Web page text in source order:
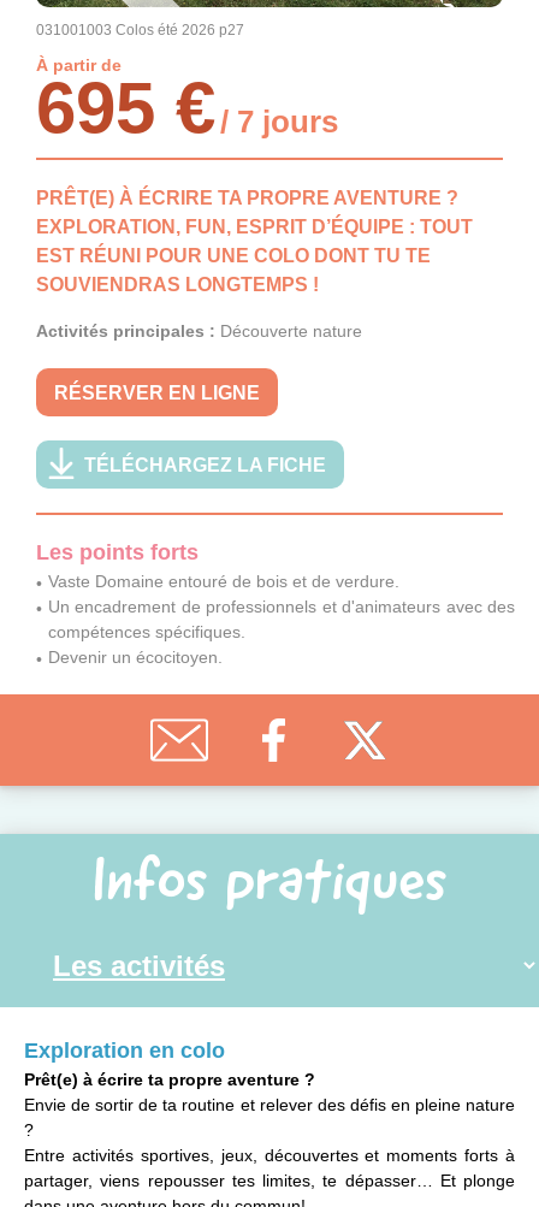
031001003 Colos été 2026 p27
À partir de
695 €/ 7 jours
PRÊT(E) À ÉCRIRE TA PROPRE AVENTURE ?
EXPLORATION, FUN, ESPRIT D’ÉQUIPE : TOUT
EST RÉUNI POUR UNE COLO DONT TU TE
SOUVIENDRAS LONGTEMPS !
Activités principales : Découverte nature
RÉSERVER EN LIGNE
TÉLÉCHARGEZ LA FICHE
Les points forts
Vaste Domaine entouré de bois et de verdure.
Un encadrement de professionnels et d'animateurs avec des
compétences spécifiques.
Devenir un écocitoyen.
Infos pratiques
Exploration en colo
Prêt(e) à écrire ta propre aventure ?
Envie de sortir de ta routine et relever des défis en pleine nature
?
Entre activités sportives, jeux, découvertes et moments forts à
partager, viens repousser tes limites, te dépasser… Et plonge